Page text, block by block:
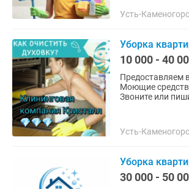
Усть-
Уборка
10 000 - 40
Предоставляем
Моющие
Звоните или
Усть-
Уборка
30 000 - 50